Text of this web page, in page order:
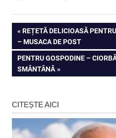
Navigare
în
articole
PREVIOUS
POST:
REȚETĂ DELICIOASĂ
– MUSACA DE POST
NEXT
POST:
PENTRU GOSPODINE –
SMÂNTÂNĂ